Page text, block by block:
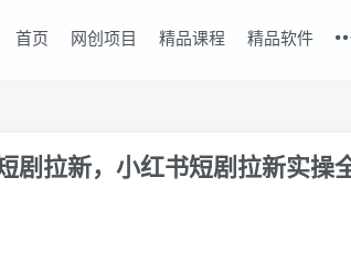
首页 网创项目 精品课程 精品软件
剧拉新，小红书短剧拉新实操